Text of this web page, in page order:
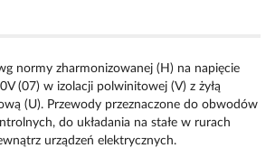
normy zharmonizowanej (H) na napięcie
(07) w izolacji polwinitowej (V) z żyłą
(U). Przewody przeznaczone do obwodów
do układania na stałe w rurach
urządzeń elektrycznych.